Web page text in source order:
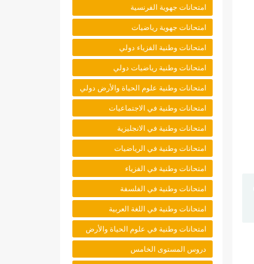
امتحانات جهوية الفرنسية
امتحانات جهوية رياضيات
امتحانات وطنية الفزياء دولي
امتحانات وطنية رياضيات دولي
امتحانات وطنية علوم الحياة والأرض دولي
امتحانات وطنية في الاجتماعيات
امتحانات وطنية في الانجليزية
امتحانات وطنية في الرياضيات
امتحانات وطنية في الفزياء
امتحانات وطنية في الفلسفة
امتحانات وطنية في اللغة العربية
امتحانات وطنية في علوم الحياة والأرض
دروس المستوى الخامس